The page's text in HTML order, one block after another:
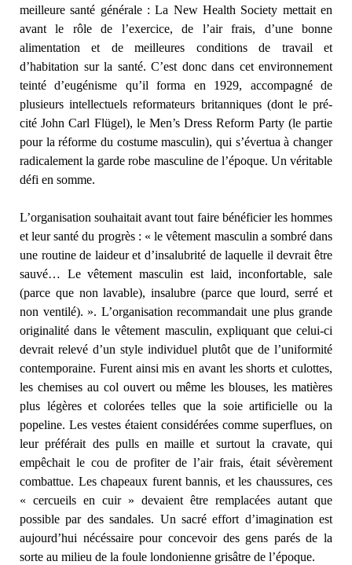
meilleure santé générale : La New Health Society mettait en
avant le rôle de l’exercice, de l’air frais, d’une bonne
alimentation et de meilleures conditions de travail et
d’habitation sur la santé. C’est donc dans cet environnement
teinté d’eugénisme qu’il forma en 1929, accompagné de
plusieurs intellectuels reformateurs britanniques (dont le pré-
cité John Carl Flügel), le Men’s Dress Reform Party (le partie
pour la réforme du costume masculin), qui s’évertua à changer
radicalement la garde robe masculine de l’époque. Un véritable
défi en somme.
L’organisation souhaitait avant tout faire bénéficier les hommes
et leur santé du progrès : « le vêtement masculin a sombré dans
une routine de laideur et d’insalubrité de laquelle il devrait être
sauvé… Le vêtement masculin est laid, inconfortable, sale
(parce que non lavable), insalubre (parce que lourd, serré et
non ventilé). ». L’organisation recommandait une plus grande
originalité dans le vêtement masculin, expliquant que celui-ci
devrait relevé d’un style individuel plutôt que de l’uniformité
contemporaine. Furent ainsi mis en avant les shorts et culottes,
les chemises au col ouvert ou même les blouses, les matières
plus légères et colorées telles que la soie artificielle ou la
popeline. Les vestes étaient considérées comme superflues, on
leur préférait des pulls en maille et surtout la cravate, qui
empêchait le cou de profiter de l’air frais, était sévèrement
combattue. Les chapeaux furent bannis, et les chaussures, ces
« cercueils en cuir » devaient être remplacées autant que
possible par des sandales. Un sacré effort d’imagination est
aujourd’hui nécéssaire pour concevoir des gens parés de la
sorte au milieu de la foule londonienne grisâtre de l’époque.